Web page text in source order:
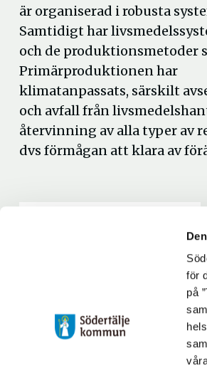
för
på
är organiserad i robusta
Samtidigt har
och de produktionsmetoder
Primärproduktionen har
klimatanpassats, särskilt
och avfall från
återvinning av alla typer av
dvs förmågan att klara av
Uppdaterad: 2024-06-10
Blev du hjälpt av informationen på